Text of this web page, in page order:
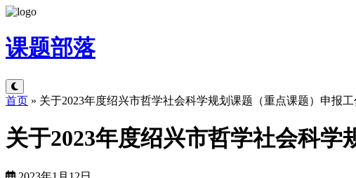
课题部落
首页 » 关于2023年度绍兴市哲学社会科学规划课题（重点课题）申报
关于2023年度绍兴市哲学社会科